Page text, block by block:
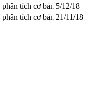
tích cơ bản 5/12/18
tích cơ bản 21/11/18